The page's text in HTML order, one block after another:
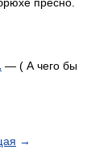
— ( А чего бы
→